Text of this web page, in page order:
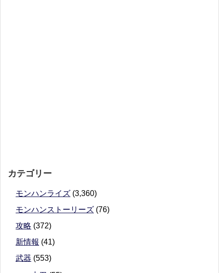
カテゴリー
モンハンライズ (3,360)
モンハンストーリーズ (76)
攻略 (372)
新情報 (41)
武器 (553)